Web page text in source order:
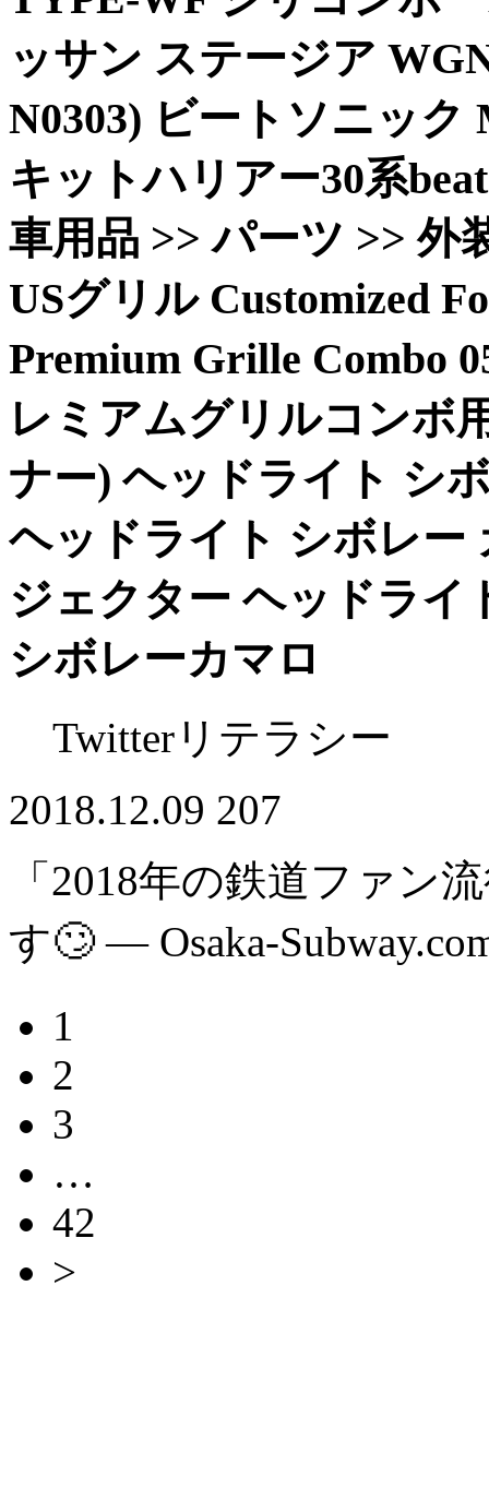
ッサン ステージア
N0303) ビートソニッ
キットハリアー30系
車用品 >> パーツ >> 外
USグリル Customized
Premium Grille Combo
レミアムグリルコンボ
ナー) ヘッドライト シ
ヘッドライト シボレー
ジェクター ヘッドライ
シボレーカマロ
Twitterリテラシー
2018.12.09 207
「2018年の鉄道ファン
す🙄 — Osaka-
1
2
3
…
42
>